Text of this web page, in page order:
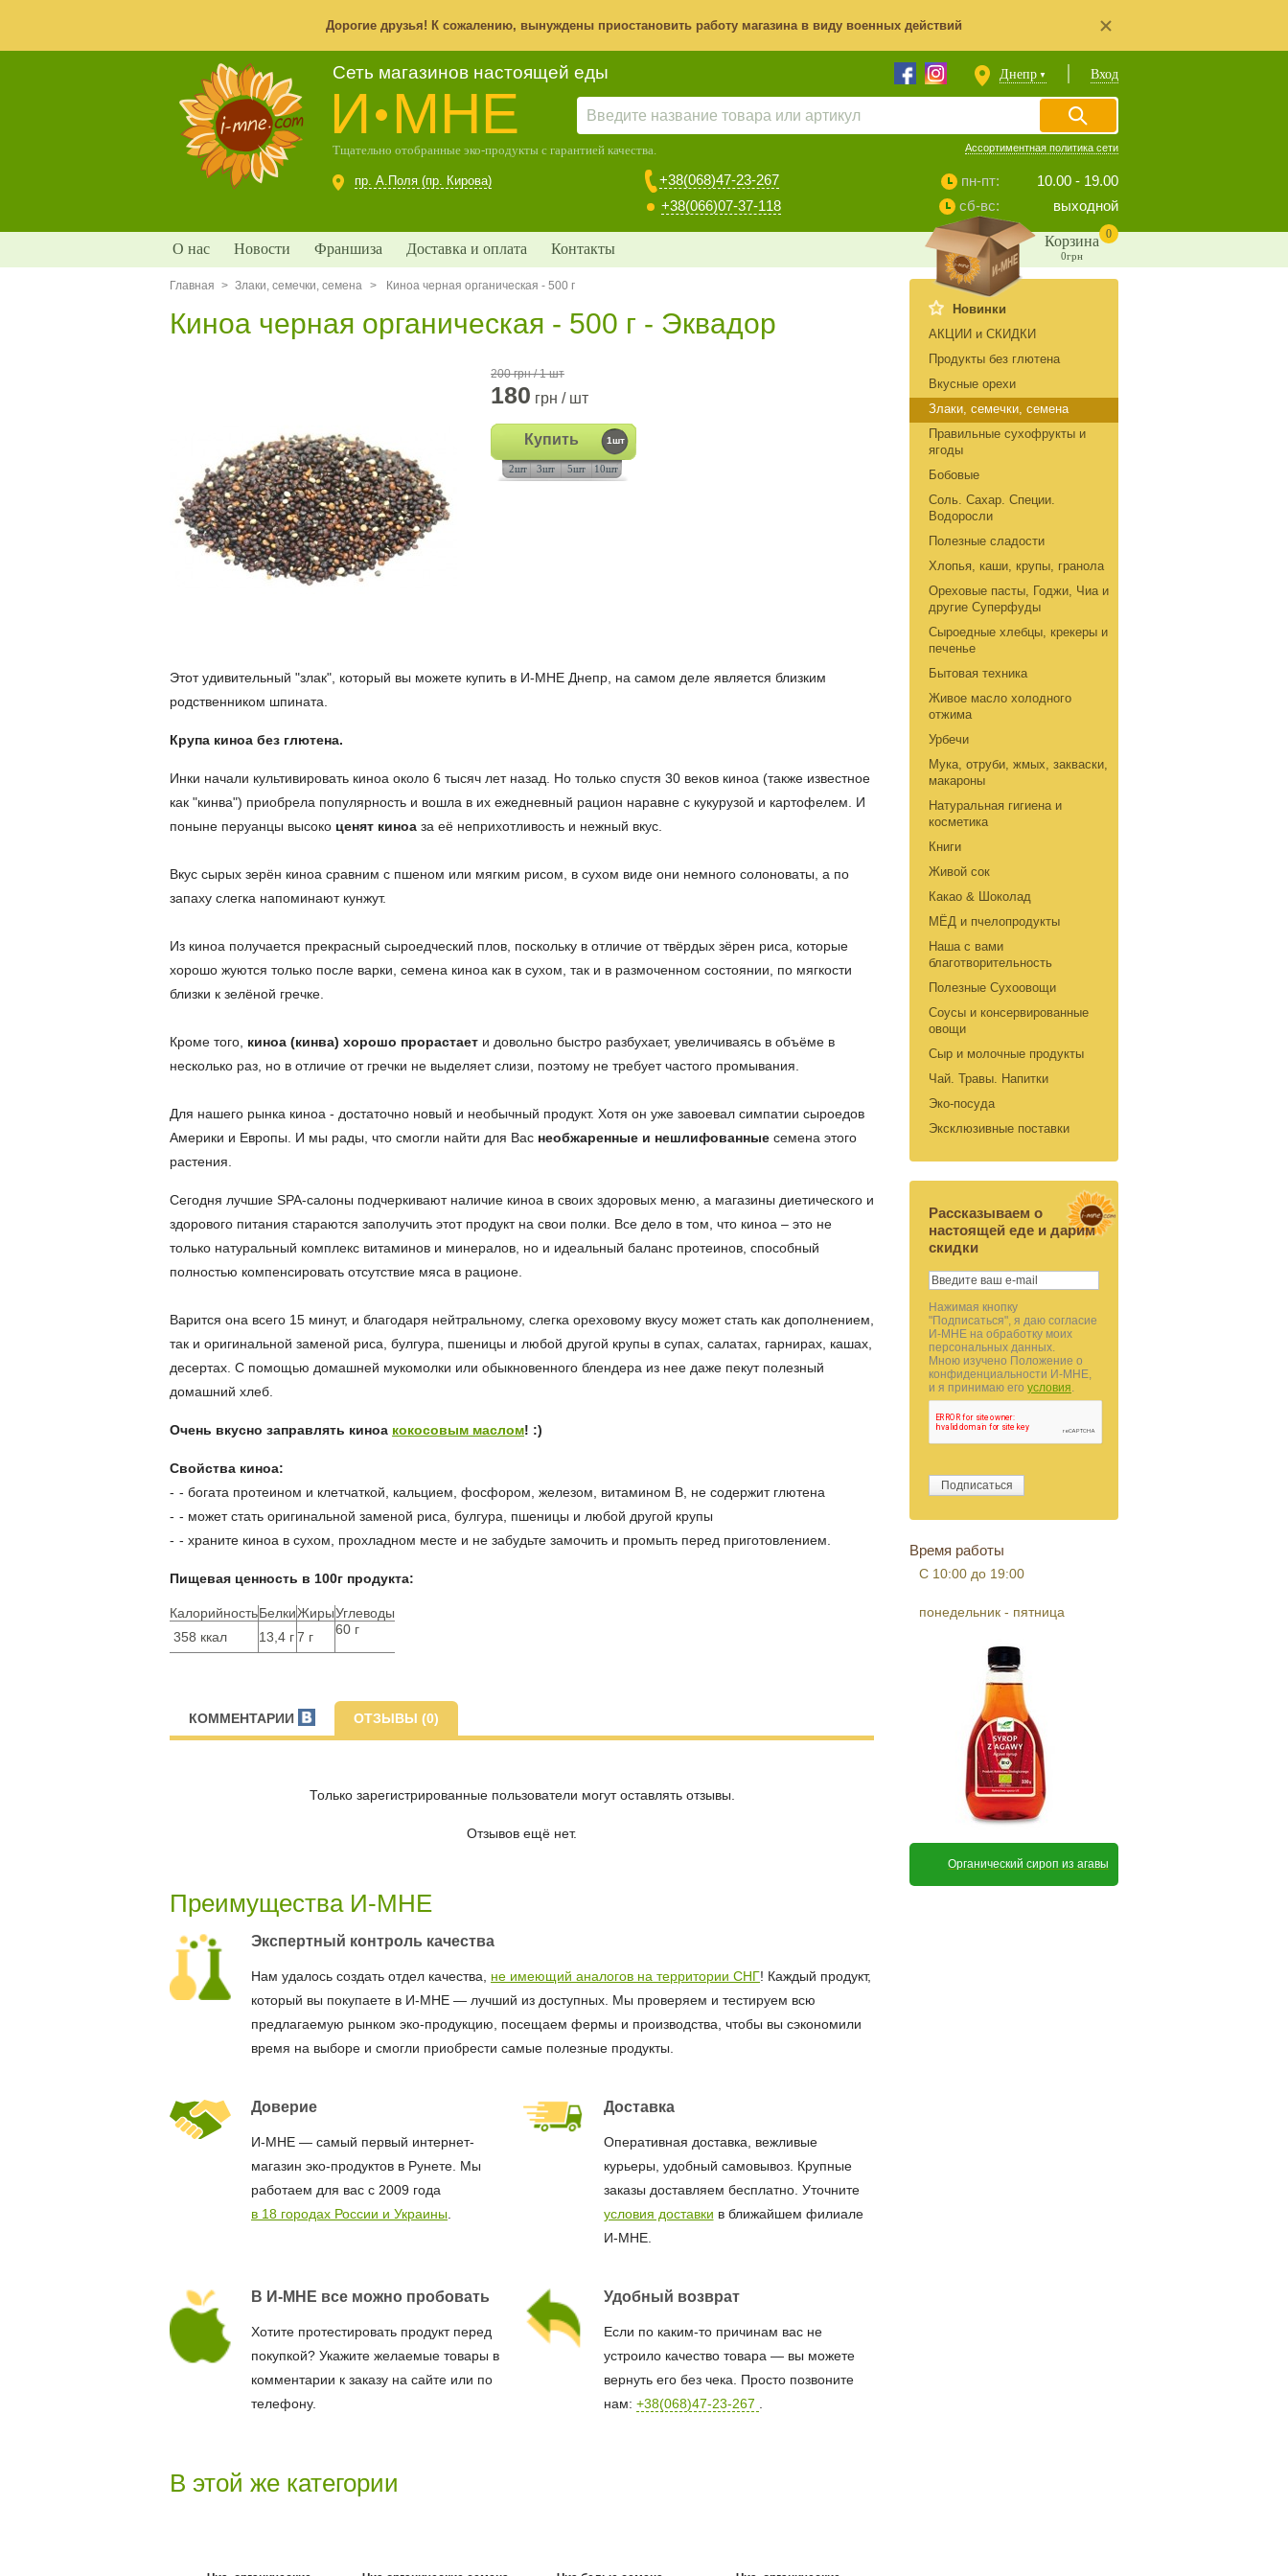
Дорогие друзья! К сожалению, вынуждены приостановить работу магазина в виду военных действий
Сеть магазинов настоящей еды Днепр ▼ Вход
И МНЕ
Тщательно отобранные эко-продукты с гарантией качества. Ассортиментная политика сети
пр. А.Поля (пр. Кирова)
+38(068)47-23-267
+38(066)07-37-118
пн-пт:
10.00 - 19.00
сб-вс:
выходной
О нас Новости Франшиза Доставка и оплата Контакты Корзина 0
0грн
Главная > Злаки, семечки, семена > Киноа черная органическая - 500 г
Киноа черная органическая - 500 г - Эквадор
200 грн / 1 шт
180 грн / шт
Купить 1шт
2шт 3шт 5шт 10шт
Этот удивительный "злак", который вы можете купить в И-МНЕ Днепр, на самом деле является близким
родственником шпината.
Крупа киноа без глютена.
Инки начали культивировать киноа около 6 тысяч лет назад. Но только спустя 30 веков киноа (также известное
как "кинва") приобрела популярность и вошла в их ежедневный рацион наравне с кукурузой и картофелем. И
поныне перуанцы высоко ценят киноа за её неприхотливость и нежный вкус.
Вкус сырых зерён киноа сравним с пшеном или мягким рисом, в сухом виде они немного солоноваты, а по
запаху слегка напоминают кунжут.
Из киноа получается прекрасный сыроедческий плов, поскольку в отличие от твёрдых зёрен риса, которые
хорошо жуются только после варки, семена киноа как в сухом, так и в размоченном состоянии, по мягкости
близки к зелёной гречке.
Кроме того, киноа (кинва) хорошо прорастает и довольно быстро разбухает, увеличиваясь в объёме в
несколько раз, но в отличие от гречки не выделяет слизи, поэтому не требует частого промывания.
Для нашего рынка киноа - достаточно новый и необычный продукт. Хотя он уже завоевал симпатии сыроедов
Америки и Европы. И мы рады, что смогли найти для Вас необжаренные и нешлифованные семена этого
растения.
Сегодня лучшие SPA-салоны подчеркивают наличие киноа в своих здоровых меню, а магазины диетического и
здорового питания стараются заполучить этот продукт на свои полки. Все дело в том, что киноа – это не
только натуральный комплекс витаминов и минералов, но и идеальный баланс протеинов, способный
полностью компенсировать отсутствие мяса в рационе.
Варится она всего 15 минут, и благодаря нейтральному, слегка ореховому вкусу может стать как дополнением,
так и оригинальной заменой риса, булгура, пшеницы и любой другой крупы в супах, салатах, гарнирах, кашах,
десертах. С помощью домашней мукомолки или обыкновенного блендера из нее даже пекут полезный
домашний хлеб.
Очень вкусно заправлять киноа кокосовым маслом! :)
Свойства киноа:
- богата протеином и клетчаткой, кальцием, фосфором, железом, витамином В, не содержит глютена
- может стать оригинальной заменой риса, булгура, пшеницы и любой другой крупы
- храните киноа в сухом, прохладном месте и не забудьте замочить и промыть перед приготовлением.
Пищевая ценность в 100г продукта:
КалорийностьБелкиЖирыУглеводы
358 ккал
13,4 г7 г 60 г
КОММЕНТАРИИ ОТЗЫВЫ (0)
Только зарегистрированные пользователи могут оставлять отзывы.
Отзывов ещё нет.
Преимущества И-МНЕ
Экспертный контроль качества
Нам удалось создать отдел качества, не имеющий аналогов на территории СНГ! Каждый продукт,
который вы покупаете в И-МНЕ — лучший из доступных. Мы проверяем и тестируем всю
предлагаемую рынком эко-продукцию, посещаем фермы и производства, чтобы вы сэкономили
время на выборе и смогли приобрести самые полезные продукты.
Доверие
И-МНЕ — самый первый интернет-
магазин эко-продуктов в Рунете. Мы
работаем для вас с 2009 года
в 18 городах России и Украины
Доставка
Оперативная доставка, вежливые
курьеры, удобный самовывоз. Крупные
заказы доставляем бесплатно. Уточните
условия доставки в ближайшем филиале
И-МНЕ.
В И-МНЕ все можно пробовать
Хотите протестировать продукт перед
покупкой? Укажите желаемые товары в
комментарии к заказу на сайте или по
телефону.
Удобный возврат
Если по каким-то причинам вас не
устроило качество товара — вы можете
вернуть его без чека. Просто позвоните
нам: +38(068)47-23-267
В этой же категории
Новинки
АКЦИИ и СКИДКИ
Продукты без глютена
Вкусные орехи
Злаки, семечки, семена
Правильные сухофрукты и
ягоды
Бобовые
Соль. Сахар. Специи.
Водоросли
Полезные сладости
Хлопья, каши, крупы, гранола
Ореховые пасты, Годжи, Чиа и
другие Суперфуды
Сыроедные хлебцы, крекеры и
печенье
Бытовая техника
Живое масло холодного
отжима
Урбечи
Мука, отруби, жмых, закваски,
макароны
Натуральная гигиена и
косметика
Книги
Живой сок
Какао & Шоколад
МЁД и пчелопродукты
Наша с вами
благотворительность
Полезные Сухоовощи
Соусы и консервированные
овощи
Сыр и молочные продукты
Чай. Травы. Напитки
Эко-посуда
Эксклюзивные поставки
Рассказываем о
настоящей еде и дарим
скидки
Нажимая кнопку
"Подписаться", я даю согласие
И-МНЕ на обработку моих
персональных данных.
Мною изучено Положение о
конфиденциальности И-МНЕ,
и я принимаю его условия.
Время работы
С 10:00 до 19:00
понедельник - пятница
Органический сироп из агавы